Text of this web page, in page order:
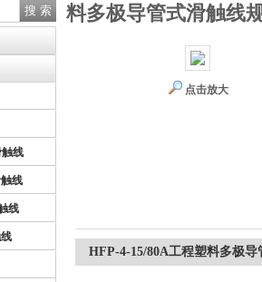
线
线
线
料多极导管式滑触线
点击放大
HFP-4-15/80A工程塑料多极导